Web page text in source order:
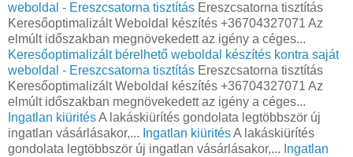
weboldal - Ereszcsatorna tisztítás Ereszcsatorna tisztítás
Keresőoptimalizált Weboldal készítés +36704327071 Az
elmúlt időszakban megnövekedett az igény a céges...
Keresőoptimalizált bérelhető weboldal készítés kontra saját
weboldal - Ereszcsatorna tisztítás Ereszcsatorna tisztítás
Keresőoptimalizált Weboldal készítés +36704327071 Az
elmúlt időszakban megnövekedett az igény a céges...
Ingatlan kiüritésA lakáskiürítés gondolata legtöbbször új
ingatlan vásárlásakor,... Ingatlan kiüritésA lakáskiürítés
gondolata legtöbbször új ingatlan vásárlásakor,... Ingatlan